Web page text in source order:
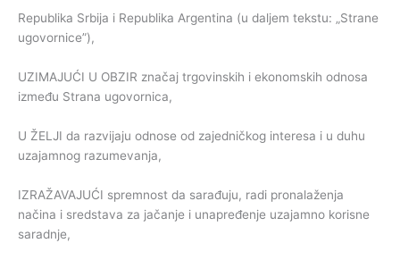
Republika Srbija i Republika Argentina (u daljem tekstu: „Strane
ugovornice”),
UZIMAJUĆI U OBZIR značaj trgovinskih i ekonomskih odnosa
između Strana ugovornica,
U ŽELJI da razvijaju odnose od zajedničkog interesa i u duhu
uzajamnog razumevanja,
IZRAŽAVAJUĆI spremnost da sarađuju, radi pronalaženja
načina i sredstava za jačanje i unapređenje uzajamno korisne
saradnje,